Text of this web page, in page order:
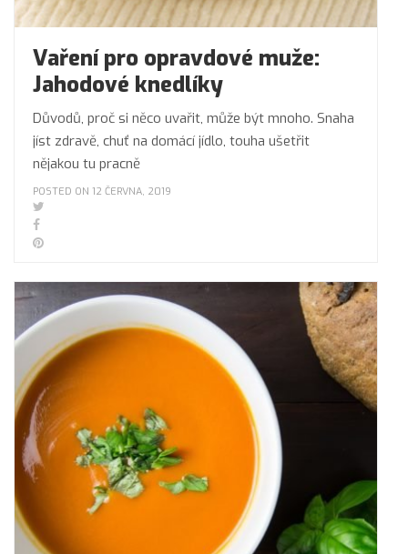
Vaření pro opravdové muže:
Jahodové knedlíky
Důvodů, proč si něco uvařit, může být mnoho. Snaha
jíst zdravě, chuť na domácí jídlo, touha ušetřit
nějakou tu pracně
POSTED ON 12 ČERVNA, 2019